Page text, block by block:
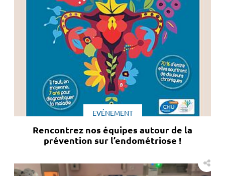
EVÉNEMENT
Rencontrez nos équipes autour de la
prévention sur l’endométriose !